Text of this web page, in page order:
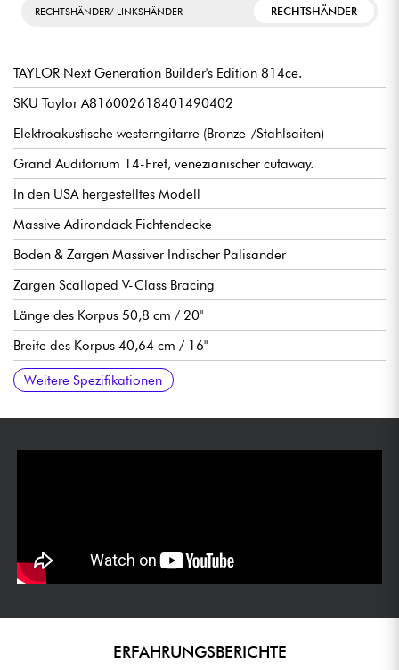
RECHTSHÄNDER/ LINKSHÄNDER RECHTSHÄNDER
TAYLOR Next Generation Builder's Edition 814ce.
SKU Taylor A816002618401490402
Elektroakustische westerngitarre (Bronze-/Stahlsaiten)
Grand Auditorium 14-Fret, venezianischer cutaway.
In den USA hergestelltes Modell
Massive Adirondack Fichtendecke
Boden & Zargen Massiver Indischer Palisander
Zargen Scalloped V-Class Bracing
Länge des Korpus 50,8 cm / 20"
Breite des Korpus 40,64 cm / 16"
Tiefe des Korpus 11,76 cm / 4.5/8"
Hals Afrikanisches Mahagoni, Standard Carve
Afrikanisches Ebenholz Crelicam-Griffbrett, 20x Bünde (14
außerhalb des Korpus)
Mensur 25-1/2"
Halsbreite 1. Bund 1,3/4" (4.45 cm)
Taylor Claria System Acoustic Electronics Vorverstärker
Gotoh 510 Antique Gold stimmmechaniken mit Antique Gold
Buttons
Black TUSQ-Kopfsattel
Micarta Korpus-Sattel
Wird mit Taylor Deluxe Hard Shell Case verkauft.
Empfohlene saitenstärken: Light
Weitere Spezifikationen
ERFAHRUNGSBERICHTE